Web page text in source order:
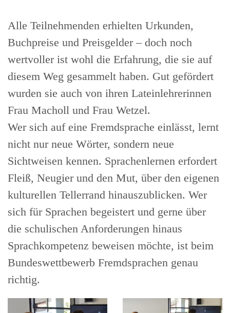
Alle Teilnehmenden erhielten Urkunden,
Buchpreise und Preisgelder – doch noch
wertvoller ist wohl die Erfahrung, die sie auf
diesem Weg gesammelt haben. Gut gefördert
wurden sie auch von ihren Lateinlehrerinnen
Frau Macholl und Frau Wetzel.
Wer sich auf eine Fremdsprache einlässt, lernt
nicht nur neue Wörter, sondern neue
Sichtweisen kennen. Sprachenlernen erfordert
Fleiß, Neugier und den Mut, über den eigenen
kulturellen Tellerrand hinauszublicken. Wer
sich für Sprachen begeistert und gerne über
die schulischen Anforderungen hinaus
Sprachkompetenz beweisen möchte, ist beim
Bundeswettbewerb Fremdsprachen genau
richtig.